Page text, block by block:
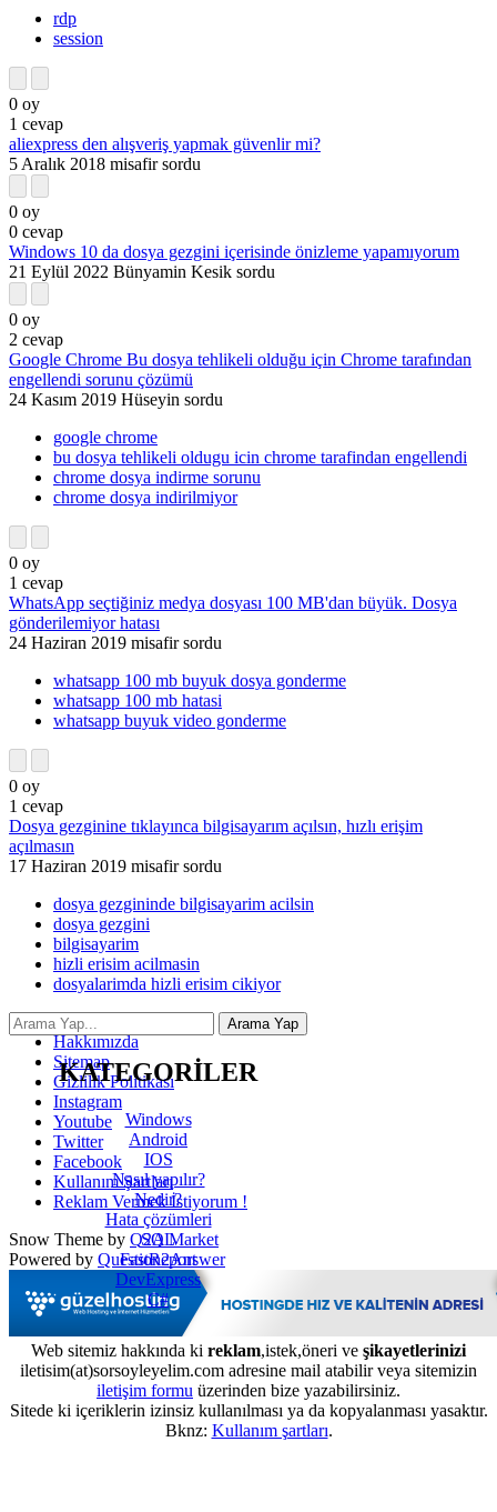
rdp
session
0 oy
1 cevap
aliexpress den alışveriş yapmak güvenlir mi?
5 Aralık 2018 misafir sordu
0 oy
0 cevap
Windows 10 da dosya gezgini içerisinde önizleme yapamıyorum
21 Eylül 2022 Bünyamin Kesik sordu
0 oy
2 cevap
Google Chrome Bu dosya tehlikeli olduğu için Chrome tarafından
engellendi sorunu çözümü
24 Kasım 2019 Hüseyin sordu
google chrome
bu dosya tehlikeli oldugu icin chrome tarafindan engellendi
chrome dosya indirme sorunu
chrome dosya indirilmiyor
0 oy
1 cevap
WhatsApp seçtiğiniz medya dosyası 100 MB'dan büyük. Dosya
gönderilemiyor hatası
24 Haziran 2019 misafir sordu
whatsapp 100 mb buyuk dosya gonderme
whatsapp 100 mb hatasi
whatsapp buyuk video gonderme
0 oy
1 cevap
Dosya gezginine tıklayınca bilgisayarım açılsın, hızlı erişim
açılmasın
17 Haziran 2019 misafir sordu
dosya gezgininde bilgisayarim acilsin
dosya gezgini
bilgisayarim
hizli erisim acilmasin
dosyalarimda hizli erisim cikiyor
KATEGORİLER
Windows
Android
IOS
Nasıl yapılır?
Nedir?
Hata çözümleri
SQL
FastReport
DevExpress
C#
İletişim
Hakkımızda
Sitemap
Gizlilik Politikası
Instagram
Youtube
Twitter
Facebook
Kullanım Şartları
Reklam Vermek İstiyorum !
Snow Theme by Q2A Market
Powered by Question2Answer
Web sitemiz hakkında ki reklam,istek,öneri ve şikayetlerinizi
iletisim(at)sorsoyleyelim.com adresine mail atabilir veya sitemizin
iletişim formu üzerinden bize yazabilirsiniz.
Sitede ki içeriklerin izinsiz kullanılması ya da kopyalanması yasaktır.
Bknz: Kullanım şartları.